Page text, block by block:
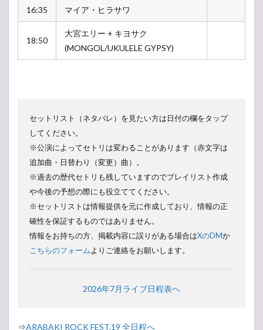
16:35 マイア・ヒラサワ
18:50
大宮エリー + キヨサク
(MONGOL/UKULELE GYPSY)
セットリスト（ネタバレ）を見たい方は日付の欄をタップ
してください。
※公演によってセトリは変わることがあります（赤文字は
追加曲・日替わり（変更）曲）。
※過去の歴代セトリも残していますのでプレイリスト作成
や今後の予想の際にも役立ててください。
※セットリストは情報提供を元に作成しており、情報の正
確性を保証するものではありません。
情報をお持ちの方、掲載内容に誤りがある場合はXのDMか
こちらのフォームよりご連絡をお願いします。
2026年7月ライブ日程表へ
⇒ARABAKI ROCK FEST.19 全日程へ